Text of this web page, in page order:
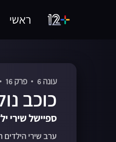
ראשי
עונה 6 פרק 16
כוכב
ספיישל שירי
ערב שירי